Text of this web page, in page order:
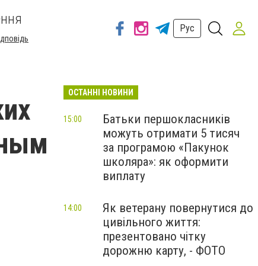
Рус
ОСТАННІ НОВИНИ
Батьки першокласників
можуть отримати 5 тисяч
за програмою «Пакунок
школяра»: як оформити
виплату
15:00
Як ветерану повернутися до
цивільного життя:
презентовано чітку
дорожню карту, - ФОТО
14:00